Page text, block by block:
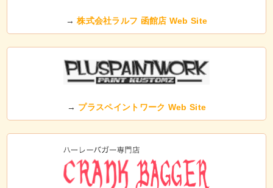
→株式会社ラルフ 函館店 Web Site
→ プラスペイントワーク Web Site